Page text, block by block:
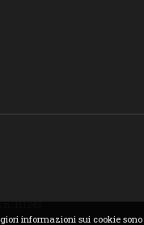
111243
informazioni sui cookie